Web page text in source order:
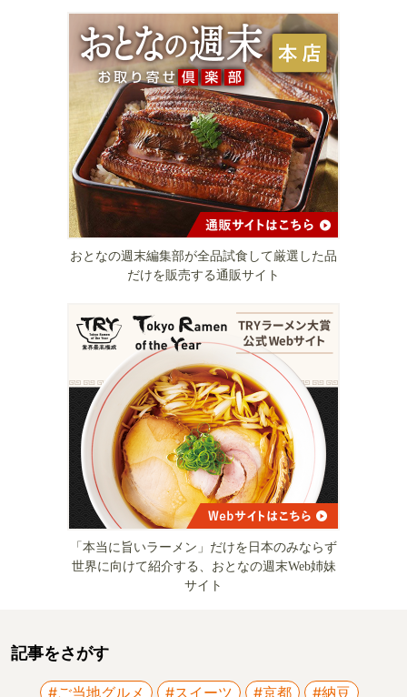
おとなの週末編集部が全品試食して厳選した品
だけを販売する通販サイト
「本当に旨いラーメン」だけを日本のみならず
世界に向けて紹介する、おとなの週末Web姉妹
サイト
記事をさがす
#ご当地グルメ #スイーツ #京都 #納豆